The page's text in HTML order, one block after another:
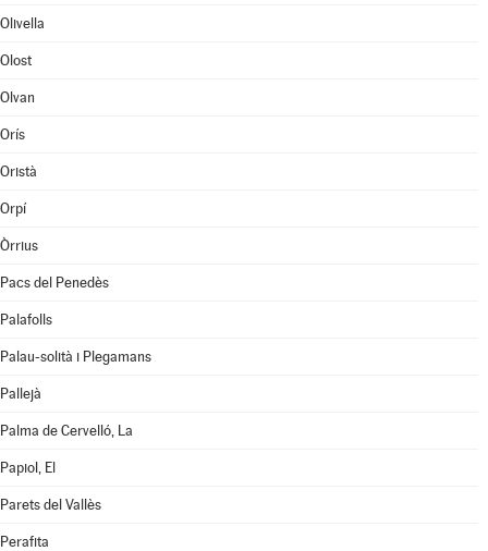
Olivella
Olost
Olvan
Orís
Oristà
Orpí
Òrrius
Pacs del Penedès
Palafolls
Palau-solità i Plegamans
Pallejà
Palma de Cervelló, La
Papiol, El
Parets del Vallès
Perafita